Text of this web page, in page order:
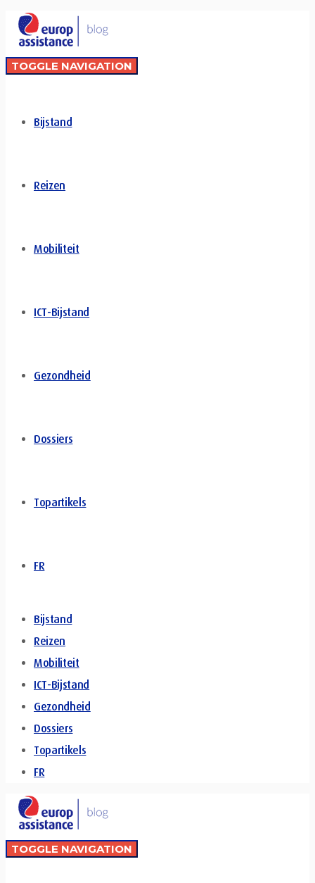
TOGGLE NAVIGATION
Bijstand
Reizen
Mobiliteit
ICT-Bijstand
Gezondheid
Dossiers
Topartikels
FR
Bijstand
Reizen
Mobiliteit
ICT-Bijstand
Gezondheid
Dossiers
Topartikels
FR
TOGGLE NAVIGATION